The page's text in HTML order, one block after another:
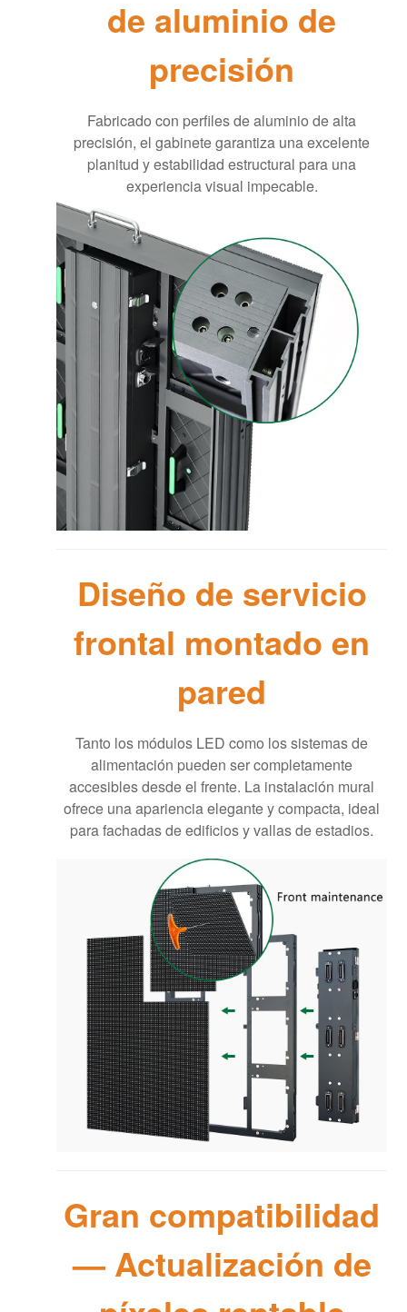
de aluminio de
precisión
Fabricado con perfiles de aluminio de alta
precisión, el gabinete garantiza una excelente
planitud y estabilidad estructural para una
experiencia visual impecable.
Diseño de servicio
frontal montado en
pared
Tanto los módulos LED como los sistemas de
alimentación pueden ser completamente
accesibles desde el frente. La instalación mural
ofrece una apariencia elegante y compacta, ideal
para fachadas de edificios y vallas de estadios.
Gran compatibilidad
— Actualización de